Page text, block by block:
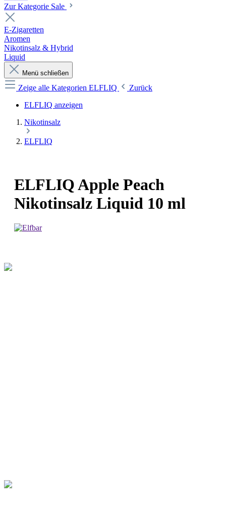
Zur Kategorie Sale
E-Zigaretten
Aromen
Nikotinsalz & Hybrid
Liquid
Menü schließen
Zeige alle Kategorien ELFLIQ
Zurück
ELFLIQ anzeigen
Nikotinsalz
ELFLIQ
ELFLIQ Apple Peach
Nikotinsalz Liquid 10 ml